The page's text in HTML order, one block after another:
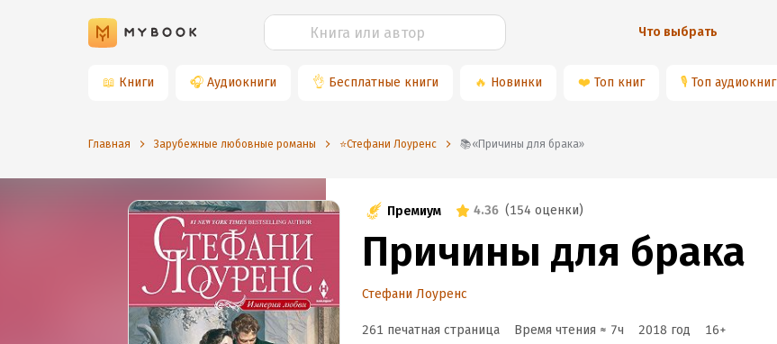
Что выбрать
📖 Книги 🎧 Аудиокниги 👌 Бесплатные книги 🔥 Новинки ❤️ Топ книг 🎙 Топ аудиокниг
Главная Зарубежные любовные романы ⭐️Стефани Лоуренс 📚«Причины для брака»
Премиум 4.36 (154 оценки)
Причины для брака
Стефани Лоуренс
261 печатная страница Время чтения ≈ 7ч 2018 год 16+